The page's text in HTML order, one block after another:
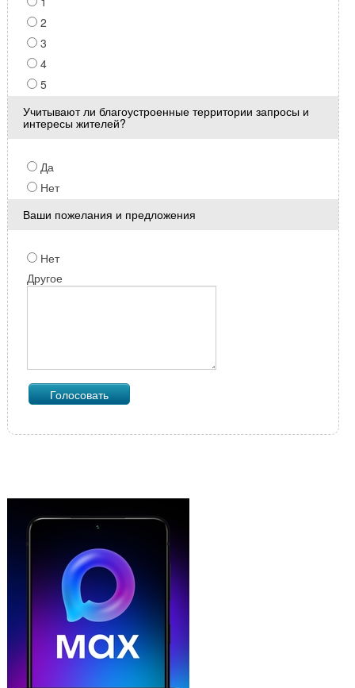
2
3
4
5
Учитывают ли благоустроенные территории запросы и
интересы жителей?
Да
Нет
Ваши пожелания и предложения
Нет
Другое